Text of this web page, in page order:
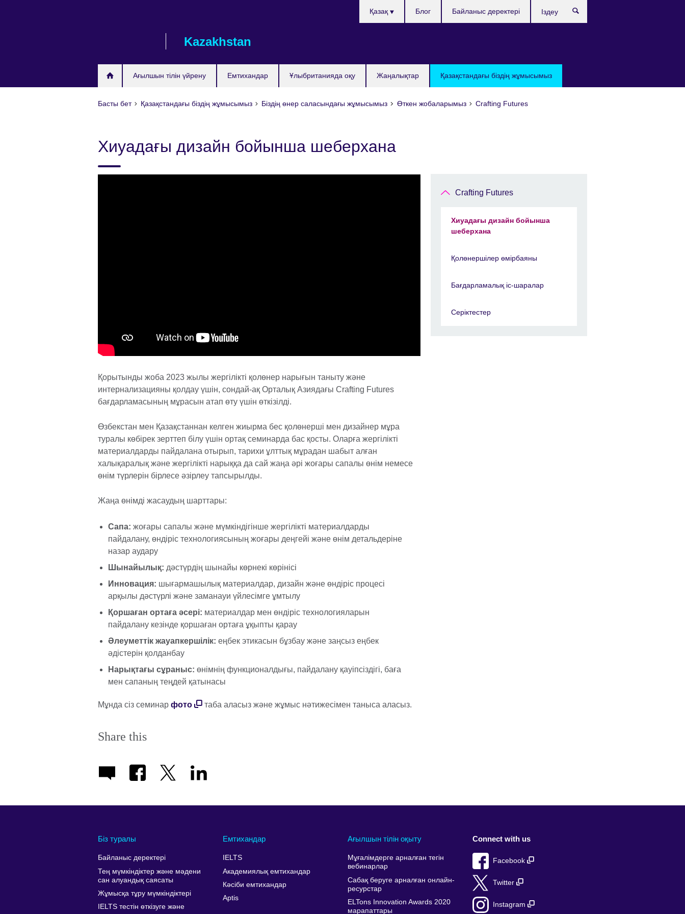
Kazakhstan
Ағылшын тілін үйрену Емтихандар Ұлыбританияда оқу Жаңалықтар Қазақстандағы бiздiң жұмысымыз
таңдаңыз
Қазақ Блог Байланыс деректері
Басты бет Қазақстандағы бiздiң жұмысымыз Біздің өнер саласындағы жұмысымыз Өткен жобаларымыз Crafting Futures
Хиуадағы дизайн бойынша шеберхана
Қорытынды жоба 2023 жылы жергілікті қолөнер нарығын таныту және
интернализацияны қолдау үшін, сондай-ақ Орталық Азиядағы Crafting Futures
бағдарламасының мұрасын атап өту үшін өткізілді.
Өзбекстан мен Қазақстаннан келген жиырма бес қолөнерші мен дизайнер мұра
туралы көбірек зерттеп білу үшін ортақ семинарда бас қосты. Оларға жергілікті
материалдарды пайдалана отырып, тарихи ұлттық мұрадан шабыт алған
халықаралық және жергілікті нарыққа да сай жаңа әрі жоғары сапалы өнім немесе
өнім түрлерін бірлесе әзірлеу тапсырылды.
Жаңа өнімді жасаудың шарттары:
Сапа: жоғары сапалы және мүмкіндігінше жергілікті материалдарды
пайдалану, өндіріс технологиясының жоғары деңгейі және өнім детальдеріне
назар аудару
Шынайылық: дәстүрдің шынайы көрнекі көрінісі
Инновация: шығармашылық материалдар, дизайн және өндіріс процесі
арқылы дәстүрлі және заманауи үйлесімге ұмтылу
Қоршаған ортаға әсері: материалдар мен өндіріс технологияларын
пайдалану кезінде қоршаған ортаға ұқыпты қарау
Әлеуметтік жауапкершілік: еңбек этикасын бұзбау және заңсыз еңбек
әдістерін қолданбау
Нарықтағы сұраныс: өнімнің функционалдығы, пайдалану қауіпсіздігі, баға
мен сапаның теңдей қатынасы
Мұнда сіз семинар фото таба аласыз және жұмыс нәтижесімен таныса аласыз.
Share this
Crafting Futures
Хиуадағы дизайн бойынша
шеберхана
Қолөнершілер өмірбаяны
Бағдарламалық іс-шаралар
Серіктестер
Біз туралы
Байланыс деректері
Тең мүмкіндіктер және мәдени
сан алуандық саясаты
Жұмысқа тұру мүмкіндіктері
IELTS тестін өткізуге және
Емтихандар
IELTS
Академиялық емтихандар
Кәсіби емтихандар
Aptis
Ағылшын тілін оқыту
Мұғалімдерге арналған тегін
вебинарлар
Сабақ беруге арналған онлайн-
ресурстар
ELTons Innovation Awards 2020
марапаттары
Connect with us
Facebook
Twitter
Instagram